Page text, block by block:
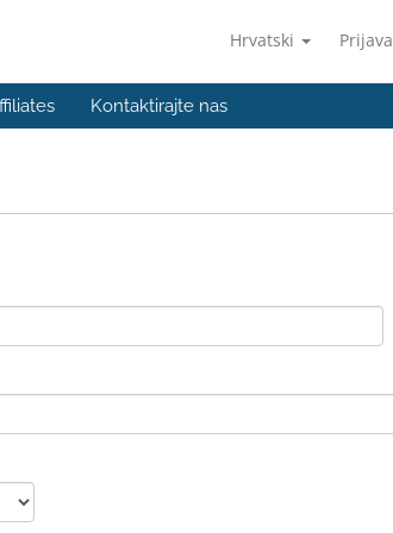
Hrvatski Prijava
Kontaktirajte nas